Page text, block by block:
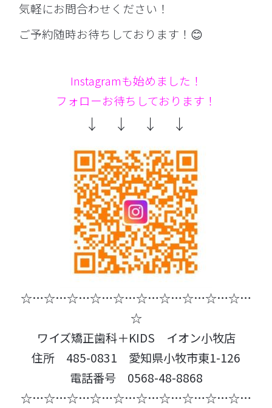
気軽にお問合わせください！
ご予約随時お待ちしております！😊
Instagramも始めました！
フォローお待ちしております！
↓ ↓ ↓ ↓
☆…☆…☆…☆…☆…☆…☆…☆…☆…☆…
☆
ワイズ矯正歯科＋KIDS イオン小牧店
住所 485-0831 愛知県小牧市東1-126
電話番号 0568-48-8868
☆…☆…☆…☆…☆…☆…☆…☆…☆…☆…